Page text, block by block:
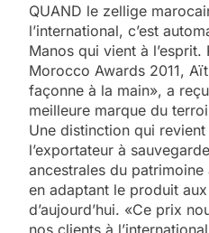
QUAND le zellige
l’international, c’est
Manos qui vient à
Morocco Awards 2011,
façonne à la main», a
meilleure marque du
Une distinction qui revient
l’exportateur à
ancestrales du
en adaptant le produit
d’aujourd’hui. «Ce prix
nos clients à